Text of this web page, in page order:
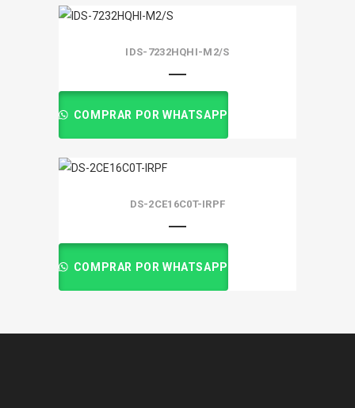
IDS-7232HQHI-M2/S
COMPRAR POR WHATSAPP
DS-2CE16C0T-IRPF
COMPRAR POR WHATSAPP